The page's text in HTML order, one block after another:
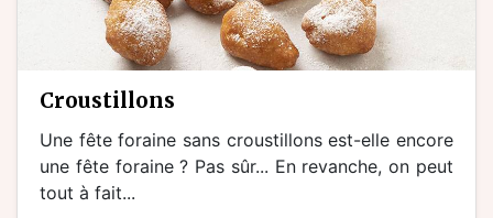
croustillons
Une fête foraine sans croustillons est-elle encore
une fête foraine ? Pas sûr... En revanche, on peut
tout à fait...